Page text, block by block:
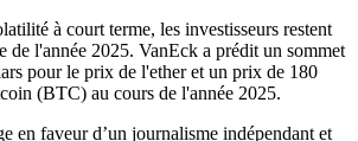
à court terme, les investisseurs restent
de l'année 2025. VanEck a prédit un sommet
pour le prix de l'ether et un prix de 180
(BTC) au cours de l'année 2025.
en faveur d’un journalisme indépendant et